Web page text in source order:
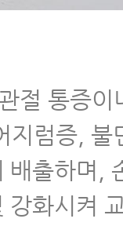
절 통증이
지럼증, 불
배출하며,
강화시켜